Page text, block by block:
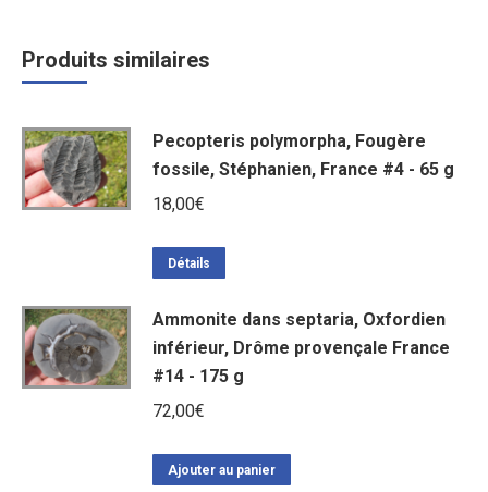
Produits similaires
Pecopteris polymorpha, Fougère
fossile, Stéphanien, France #4 - 65 g
18,00€
Détails
Ammonite dans septaria, Oxfordien
inférieur, Drôme provençale France
#14 - 175 g
72,00€
Ajouter au panier